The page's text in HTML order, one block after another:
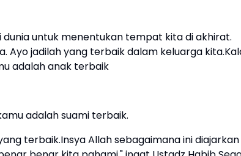
untuk menentukan tempat kita di akhirat.
Ayo jadilah yang terbaik dalam keluarga
adalah anak terbaik
adalah suami terbaik.
terbaik.‎Insya Allah sebagaimana ini diajarkan